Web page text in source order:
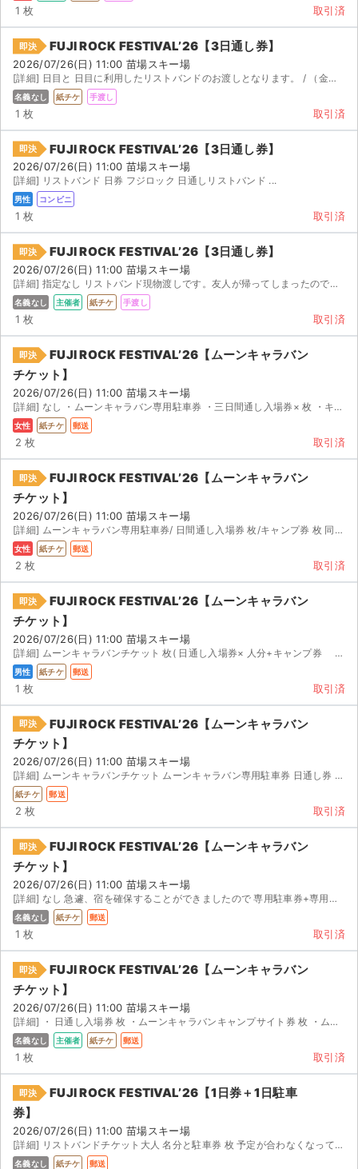
1 枚 取引済
即決 FUJI ROCK FESTIVAL’26【3日通し券】
2026/07/26(日) 11:00 苗場スキー場
[詳細] 日目と 日目に利用したリストバンドのお渡しとなります。 / （金）と、 / （土）に利...
名義なし 紙チケ 手渡し
1 枚 取引済
即決 FUJI ROCK FESTIVAL’26【3日通し券】
2026/07/26(日) 11:00 苗場スキー場
[詳細] リストバンド 日券 フジロック 日通しリストバンド ...
男性 コンビニ
1 枚 取引済
即決 FUJI ROCK FESTIVAL’26【3日通し券】
2026/07/26(日) 11:00 苗場スキー場
[詳細] 指定なし リストバンド現物渡しです。友人が帰ってしまったのでもし欲しい方いれば。入り口の前で渡...
名義なし 主催者 紙チケ 手渡し
1 枚 取引済
即決
FUJI ROCK FESTIVAL’26【ムーンキャラバン
チケット】
2026/07/26(日) 11:00 苗場スキー場
[詳細] なし ・ムーンキャラバン専用駐車券 ・三日間通し入場券× 枚 ・キャンプ券× 枚 公演の 〜...
女性 紙チケ 郵送
2 枚 取引済
即決
FUJI ROCK FESTIVAL’26【ムーンキャラバン
チケット】
2026/07/26(日) 11:00 苗場スキー場
[詳細] ムーンキャラバン専用駐車券/ 日間通し入場券 枚/キャンプ券 枚 同行者の予定が合わなくなって...
女性 紙チケ 郵送
2 枚 取引済
即決
FUJI ROCK FESTIVAL’26【ムーンキャラバン
チケット】
2026/07/26(日) 11:00 苗場スキー場
[詳細] ムーンキャラバンチケット 枚( 日通し入場券× 人分+キャンプ券 名分+駐車券) 公演名： ...
男性 紙チケ 郵送
1 枚 取引済
即決
FUJI ROCK FESTIVAL’26【ムーンキャラバン
チケット】
2026/07/26(日) 11:00 苗場スキー場
[詳細] ムーンキャラバンチケット ムーンキャラバン専用駐車券 日通し券 ムーンキャラバン...
紙チケ 郵送
2 枚 取引済
即決
FUJI ROCK FESTIVAL’26【ムーンキャラバン
チケット】
2026/07/26(日) 11:00 苗場スキー場
[詳細] なし 急遽、宿を確保することができましたので 専用駐車券+専用キャンプサイト券（リストバンド...
名義なし 紙チケ 郵送
1 枚 取引済
即決
FUJI ROCK FESTIVAL’26【ムーンキャラバン
チケット】
2026/07/26(日) 11:00 苗場スキー場
[詳細] ・ 日通し入場券 枚 ・ムーンキャラバンキャンプサイト券 枚 ・ムーンキャラバン駐車券 枚 ・...
名義なし 主催者 紙チケ 郵送
1 枚 取引済
即決
FUJI ROCK FESTIVAL’26【1日券＋1日駐車
券】
2026/07/26(日) 11:00 苗場スキー場
[詳細] リストバンドチケット大人 名分と駐車券 枚 予定が合わなくなってしまったため出品いたします。 ...
名義なし 紙チケ 郵送